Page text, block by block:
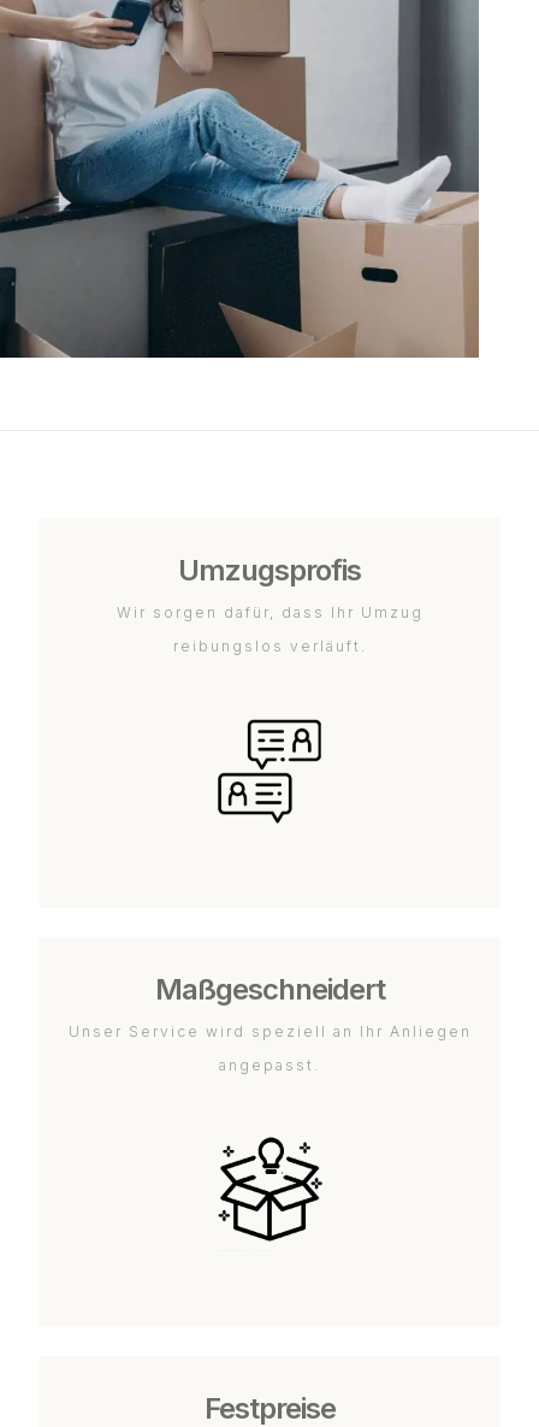
Umzugsprofis
Wir sorgen dafür, dass Ihr Umzug
reibungslos verläuft.
Maßgeschneidert
Unser Service wird speziell an Ihr Anliegen
angepasst.
Festpreise